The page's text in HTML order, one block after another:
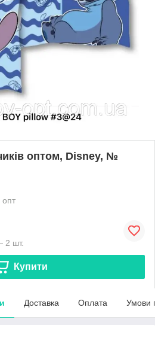
оптом, Disney, №
опт
2 шт.
Купити
Доставка Оплата Умови